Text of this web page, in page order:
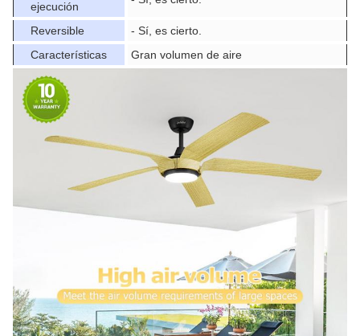
ejecución
Reversible
- Sí, es cierto.
Características
Gran volumen de aire